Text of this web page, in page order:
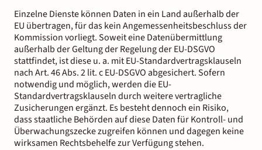
Einzelne Dienste können Daten in ein Land außerhalb der
EU übertragen, für das kein Angemessenheitsbeschluss der
Kommission vorliegt. Soweit eine Datenübermittlung
außerhalb der Geltung der Regelung der EU-DSGVO
stattfindet, ist diese u. a. mit EU-Standardvertragsklauseln
nach Art. 46 Abs. 2 lit. c EU-DSGVO abgesichert. Sofern
notwendig und möglich, werden die EU-
Standardvertragsklauseln durch weitere vertragliche
Zusicherungen ergänzt. Es besteht dennoch ein Risiko,
dass staatliche Behörden auf diese Daten für Kontroll- und
Überwachungszecke zugreifen können und dagegen keine
wirksamen Rechtsbehelfe zur Verfügung stehen.